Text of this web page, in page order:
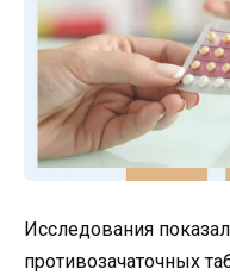
Исследования
противозачаточных